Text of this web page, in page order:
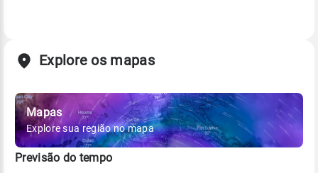
Explore os mapas
Mapas
Explore sua região no mapa
Previsão do tempo